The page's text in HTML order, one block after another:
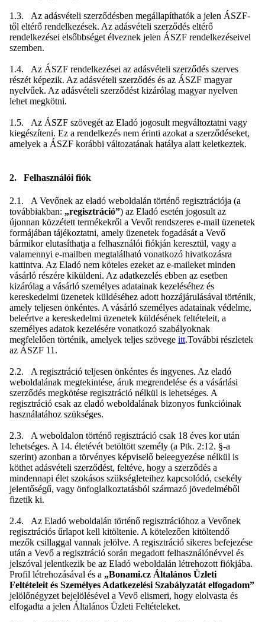
1.3. Az adásvételi szerződésben megállapíthatók a jelen ÁSZF-
től eltérő rendelkezések. Az adásvételi szerződés eltérő
rendelkezései elsőbbséget élveznek jelen ÁSZF rendelkezéseivel
szemben.
1.4. Az ÁSZF rendelkezései az adásvételi szerződés szerves
részét képezik. Az adásvételi szerződés és az ÁSZF magyar
nyelvűek. Az adásvételi szerződést kizárólag magyar nyelven
lehet megkötni.
1.5. Az ÁSZF szövegét az Eladó jogosult megváltoztatni vagy
kiegészíteni. Ez a rendelkezés nem érinti azokat a szerződéseket,
amelyek a ÁSZF korábbi változatának hatálya alatt keletkeztek.
2. Felhasználói fiók
2.1. A Vevőnek az eladó weboldalán történő regisztrációja (a
továbbiakban: „regisztráció”) az Eladó esetén jogosult az
újonnan közzétett termékekről a Vevőt rendszeres e-mail üzenetek
formájában tájékoztatni, amely üzenetek fogadását a Vevő
bármikor elutasíthatja a felhasználói fiókján keresztül, vagy a
valamennyi e-mailben megtalálható vonatkozó hivatkozásra
kattintva. Az Eladó nem köteles ezeket az e-maileket minden
vásárló részére kiküldeni. Az adatkezelés ebben az esetben
kizárólag a vásárló személyes adatainak kezeléséhez és
kereskedelmi üzenetek küldéséhez adott hozzájárulásával történik,
amely teljesen önkéntes. A vásárló személyes adatainak védelme,
beleértve a kereskedelmi üzenetek küldésének feltételeit, a
személyes adatok kezelésére vonatkozó szabályoknak
megfelelően történik, amelyek teljes szövege itt.További részletek
az ÁSZF 11.
2.2. A regisztráció teljesen önkéntes és ingyenes. Az eladó
weboldalának megtekintése, áruk megrendelése és a vásárlási
szerződés megkötése regisztráció nélkül is lehetséges. A
regisztráció csak az eladó weboldalának bizonyos funkcióinak
használatához szükséges.
2.3. A weboldalon történő regisztráció csak 18 éves kor után
lehetséges. A 14. életévét betöltött személy (a Ptk. 2:12. §-a
szerint) azonban a törvényes képviselő beleegyezése nélkül is
köthet adásvételi szerződést, feltéve, hogy a szerződés a
mindennapi élet szokásos szükségleteihez kapcsolódó, csekély
jelentőségű, vagy önfoglalkoztatásból származó jövedelméből
fizetik ki.
2.4. Az Eladó weboldalán történő regisztrációhoz a Vevőnek
regisztrációs űrlapot kell kitöltenie. A kötelezően kitöltendő
mezők csillaggal vannak jelölve. A regisztráció sikeres befejezése
után a Vevő a regisztráció során megadott felhasználónévvel és
jelszóval jelentkezik be az Eladó weboldalán létrehozott fiókjába.
Profil létrehozásával és a „Bonami.cz Általános Üzleti
Feltételeit és Személyes Adatkezelési Szabályzatát elfogadom”
jelölőnégyzet bejelölésével a Vevő elismeri, hogy elolvasta és
elfogadta a jelen Általános Üzleti Feltételeket.